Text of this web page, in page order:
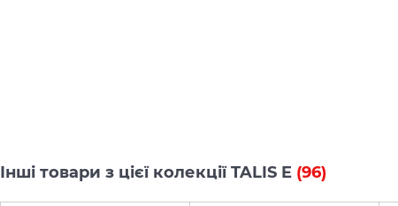
Інші товари з цієї колекції TALIS E (96)